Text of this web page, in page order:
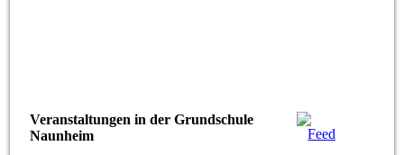
Veranstaltungen in der Grundschule
Naunheim